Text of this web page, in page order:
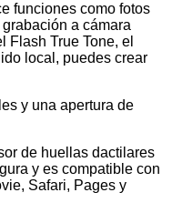
funciones como fotos
a cámara
Flash True Tone, el
local, puedes crear
y una apertura de
de huellas dactilares
y es compatible con
Safari, Pages y